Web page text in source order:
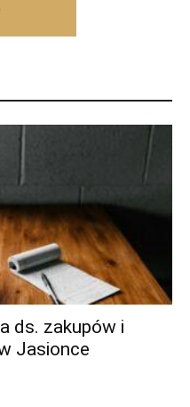
ds. zakupów i
Jasionce